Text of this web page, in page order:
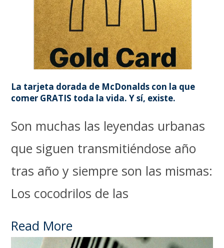
La tarjeta dorada de McDonalds con la que
comer GRATIS toda la vida. Y sí, existe.
Son muchas las leyendas urbanas
que siguen transmitiéndose año
tras año y siempre son las mismas:
Los cocodrilos de las
Read More